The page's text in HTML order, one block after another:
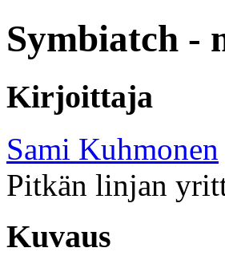
Symbiatch -
Kirjoittaja
Sami Kuhmonen
Pitkän linjan
Kuvaus